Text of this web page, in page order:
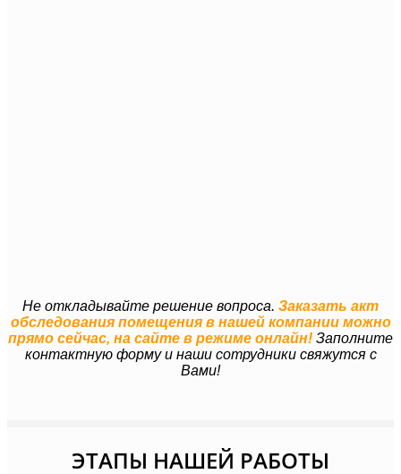
Не откладывайте решение вопроса. Заказать акт
обследования помещения в нашей компании можно
прямо сейчас, на сайте в режиме онлайн! Заполните
контактную форму и наши сотрудники свяжутся с
Вами!
ЭТАПЫ НАШЕЙ РАБОТЫ